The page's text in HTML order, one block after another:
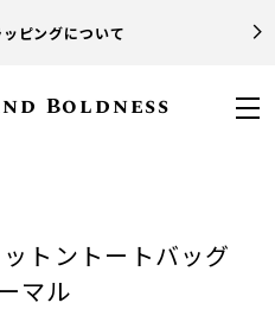
ピングについて
Boldness
トントートバッグ
マル